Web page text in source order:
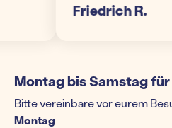
Friedrich R.
Montag bis Samstag
Bitte vereinbare vor eurem
Montag